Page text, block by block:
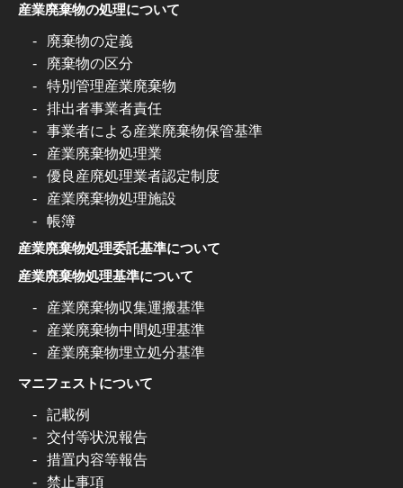
産業廃棄物の処理について
廃棄物の定義
廃棄物の区分
特別管理産業廃棄物
排出者事業者責任
事業者による産業廃棄物保管基準
産業廃棄物処理業
優良産廃処理業者認定制度
産業廃棄物処理施設
帳簿
産業廃棄物処理委託基準について
産業廃棄物処理基準について
産業廃棄物収集運搬基準
産業廃棄物中間処理基準
産業廃棄物埋立処分基準
マニフェストについて
記載例
交付等状況報告
措置内容等報告
禁止事項